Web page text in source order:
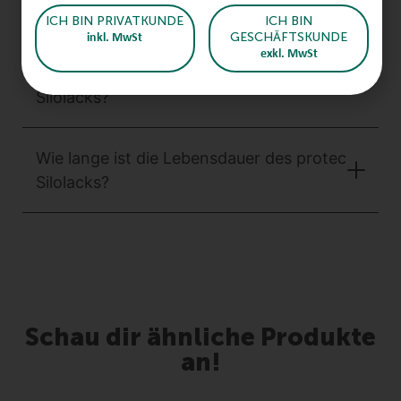
angewendet?
Wie hoch ist der Verbrauch des protec
Silolacks?
Wie lange ist die Lebensdauer des protec
Silolacks?
Schau dir ähnliche Produkte
an!
ICH BIN PRIVATKUNDE
inkl. MwSt
ICH BIN
GESCHÄFTSKUNDE
exkl. MwSt